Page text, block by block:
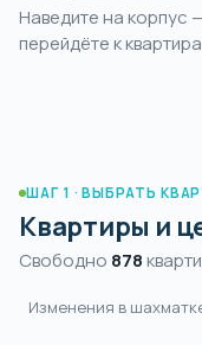
Наведите на корпус
перейдёте к
Раздвиньте
пальцами или
+
ШАГ 1 · ВЫБРАТЬ
Квартиры и
Свободно 878
Изменения в